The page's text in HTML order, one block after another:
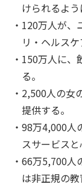
けられるよう
120万人が、
リ・ヘルス
150万人に、
る。
2,500人の女
提供する。
98万4,000人
スサービスと
66万5,700人
は非正規の教